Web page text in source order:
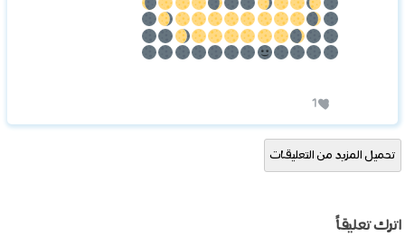
1
تحميل المزيد من التعليقات
اترك تعليقاً